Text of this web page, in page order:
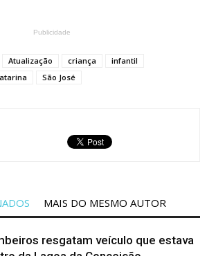
Publicidade
Atualização criança
infantil
São José
MAIS DO MESMO AUTOR
resgatam veículo que estava